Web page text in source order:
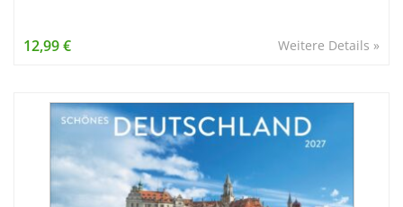
Weitere Details »
12,99 €